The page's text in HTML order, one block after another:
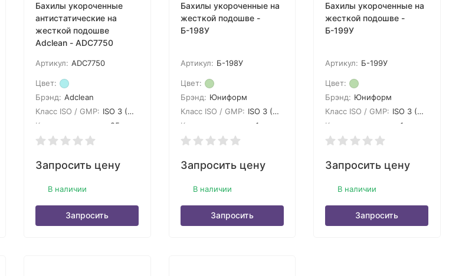
Бахилы укороченные
антистатические на
жесткой подошве
Adclean - ADC7750
Артикул: ADC7750
Цвет:
Брэнд: Adclean
Класс ISO / GMP: ISO 3 (GMP A)
Кол-во в упаковке:
25
Запросить цену
В наличии
Запросить
Бахилы укороченные на
жесткой подошве -
Б-198У
Артикул: Б-198У
Цвет:
Брэнд: Юниформ
Класс ISO / GMP: ISO 3 (GMP A)
Кол-во в упаковке:
1
Запросить цену
В наличии
Запросить
Бахилы укороченные на
жесткой подошве -
Б-199У
Артикул: Б-199У
Цвет:
Брэнд: Юниформ
Класс ISO / GMP: ISO 3 (GMP A)
Кол-во в упаковке:
1
Запросить цену
В наличии
Запросить